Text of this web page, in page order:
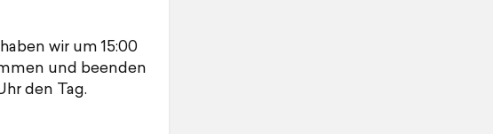
wir um 15:00
und beenden
den Tag.